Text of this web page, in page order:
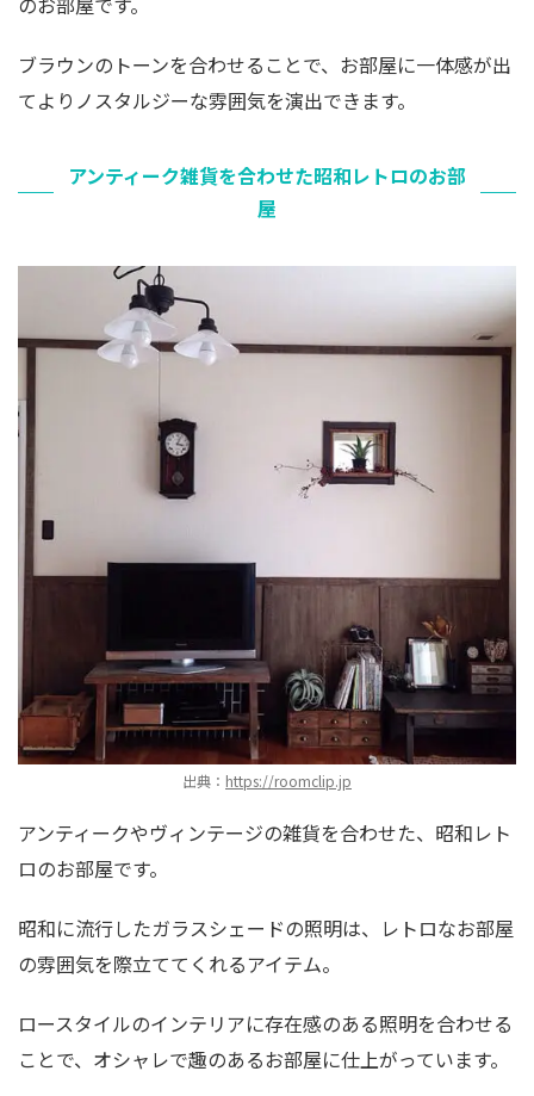
ブラウンのトーンを合わせることで、お部屋に一体感が出
てよりノスタルジーな雰囲気を演出できます。
アンティーク雑貨を合わせた昭和レトロのお部
屋
出典： https://roomclip.jp
アンティークやヴィンテージの雑貨を合わせた、昭和レト
ロのお部屋です。
昭和に流行したガラスシェードの照明は、レトロなお部屋
の雰囲気を際立ててくれるアイテム。
ロースタイルのインテリアに存在感のある照明を合わせる
ことで、オシャレで趣のあるお部屋に仕上がっています。